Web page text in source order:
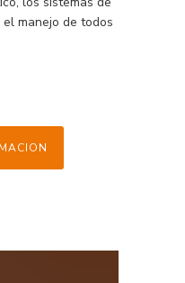
manejo de todos